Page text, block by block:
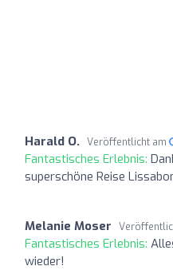
Harald O. Veröffentlicht am
Fantastisches Erlebnis:
superschöne Reise
Melanie Moser
Fantastisches Erlebnis:
wieder!